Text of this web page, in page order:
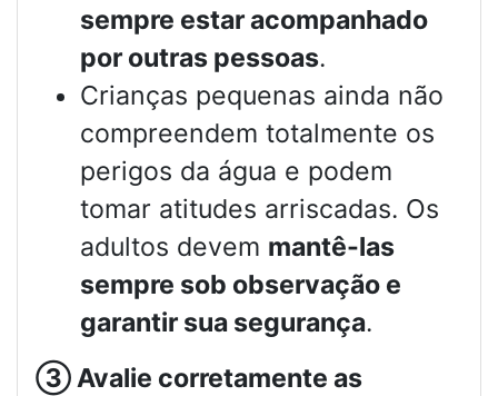
sempre estar acompanhado
por outras pessoas.
Crianças pequenas ainda não
compreendem totalmente os
perigos da água e podem
tomar atitudes arriscadas. Os
adultos devem mantê-las
sempre sob observação e
garantir sua segurança.
③Avalie corretamente as